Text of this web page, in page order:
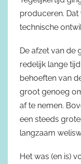
produceren. Dat
technische
De afzet van de
redelijk lange
behoeften van
groot genoeg
af te nemen.
een steeds
langzaam
Het was (en is)